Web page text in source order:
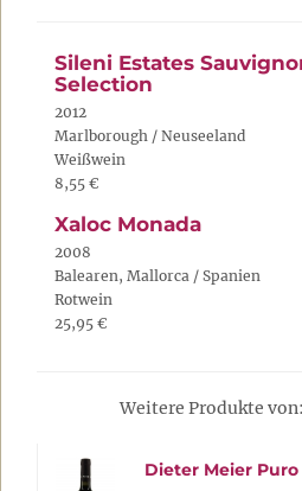
Sileni Estates
Selection
2012
Marlborough / Neuseeland
Weißwein
8,55 €
Xaloc Monada
2008
Balearen, Mallorca / Spanien
Rotwein
25,95 €
Weitere Produkte von:
Dieter Meier Puro